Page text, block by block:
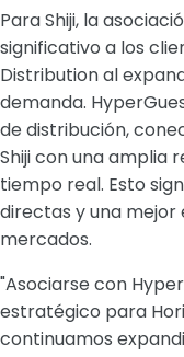
Para Shiji, la
significativo a los
Distribution al
demanda.
de distribución,
Shiji con una amplia
tiempo real. Esto
directas y una mejor
mercados.
"Asociarse con
estratégico para
continuamos